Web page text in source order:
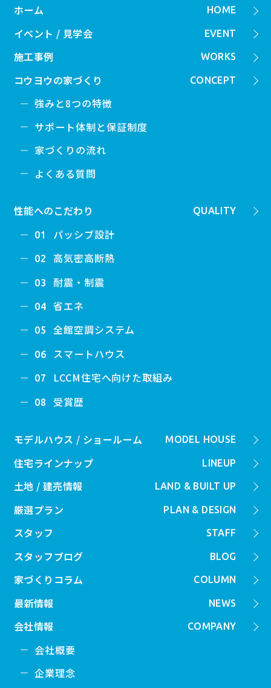
HOME
ホーム
EVENT
イベント / 見学会
WORKS
施工事例
CONCEPT
コウヨウの家づくり
強みと8つの特徴
サポート体制と保証制度
家づくりの流れ
よくある質問
QUALITY
性能へのこだわり
01 パッシブ設計
02 高気密高断熱
03 耐震・制震
04 省エネ
05 全館空調システム
06 スマートハウス
07 LCCM住宅へ向けた取組み
08 受賞歴
MODEL HOUSE
モデルハウス / ショールーム
LINEUP
住宅ラインナップ
LAND & BUILT UP
土地 / 建売情報
PLAN & DESIGN
厳選プラン
STAFF
スタッフ
BLOG
スタッフブログ
COLUMN
家づくりコラム
NEWS
最新情報
COMPANY
会社情報
会社概要
企業理念